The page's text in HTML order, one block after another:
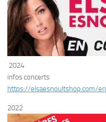
2024
infos concerts
https://elsaesnoultshop.com/en
2022